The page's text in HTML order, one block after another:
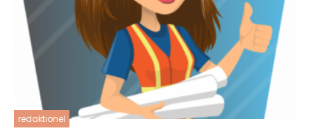
redaktionel